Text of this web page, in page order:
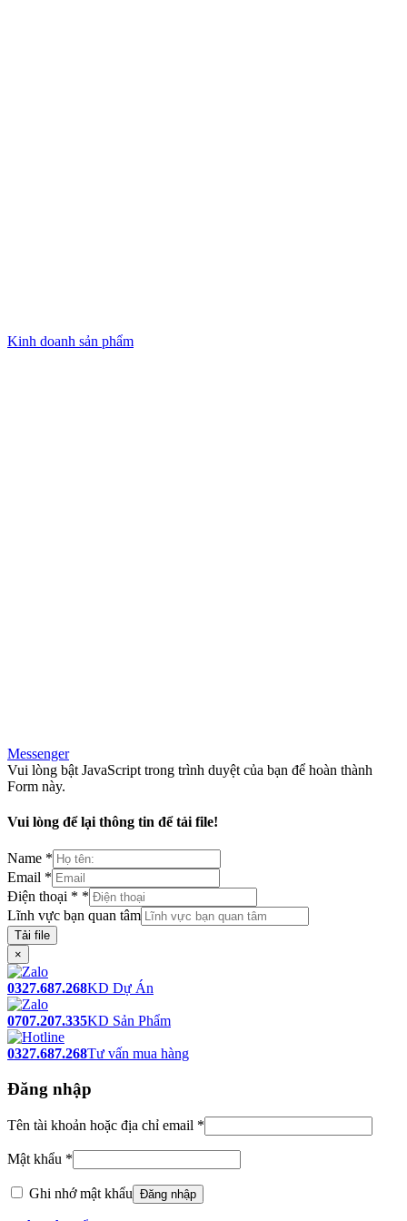
Kinh doanh sản phẩm
Messenger
Vui lòng bật JavaScript trong trình duyệt của bạn để hoàn thành
Form này.
Vui lòng để lại thông tin để tải file!
Name *
Email *
Điện thoại * *
Lĩnh vực bạn quan tâm
Tải file
×
0327.687.268KD Dự Án
0707.207.335KD Sản Phẩm
0327.687.268Tư vấn mua hàng
Đăng nhập
Tên tài khoản hoặc địa chỉ email *
Mật khẩu *
Ghi nhớ mật khẩu Đăng nhập